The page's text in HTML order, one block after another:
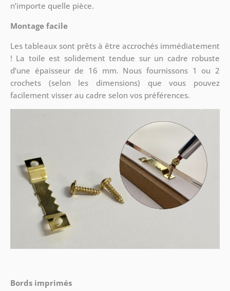
n’importe quelle pièce.
Montage facile
Les tableaux sont prêts à être accrochés immédiatement
! La toile est solidement tendue sur un cadre robuste
d’une épaisseur de 16 mm. Nous fournissons 1 ou 2
crochets (selon les dimensions) que vous pouvez
facilement visser au cadre selon vos préférences.
Bords imprimés